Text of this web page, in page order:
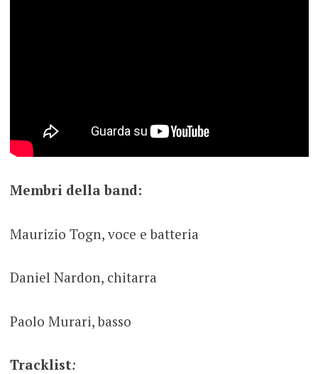
Membri della band:
Maurizio Togn, voce e batteria
Daniel Nardon, chitarra
Paolo Murari, basso
Tracklist: